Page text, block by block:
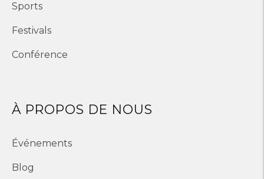
Sports
Festivals
Conférence
À PROPOS DE NOUS
Événements
Blog